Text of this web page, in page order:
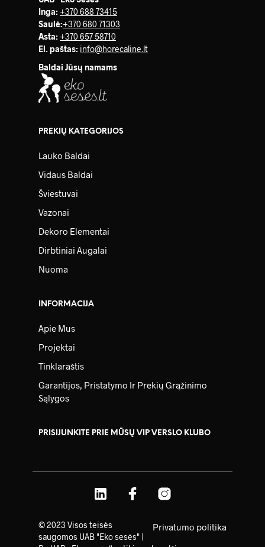
Inga: +370 688 73415
Saulė:+370 680 71303
Asta: +370 657 58710
El. paštas: info@horecaline.lt
Baldai Jūsų namams
PREKIŲ KATEGORIJOS
Lauko Baldai
Vidaus Baldai
Šviestuvai
Vazonai
Dekoro Elementai
Dirbtiniai Augalai
Nuoma
INFORMACIJA
Apie Mus
Projektai
Tinklaraštis
Garantijos, Pristatymo Ir Prekių Grąžinimo
Sąlygos
PRISIJUNKITE PRIE MŪSŲ VIP VERSLO KLUBO
Privatumo politika
© 2023 Visos teisės
saugomos UAB "Eko sesės" |